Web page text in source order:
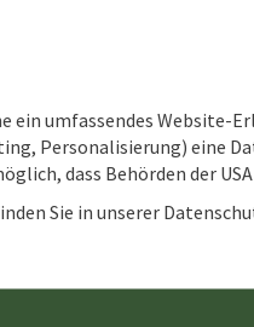
ein umfassendes Website-
Personalisierung) eine
dass Behörden der
Sie in unserer